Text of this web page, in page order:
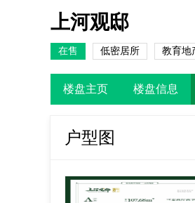
上河观邸
在售 低密居所 教育地
楼盘主页 楼盘信息
户型图